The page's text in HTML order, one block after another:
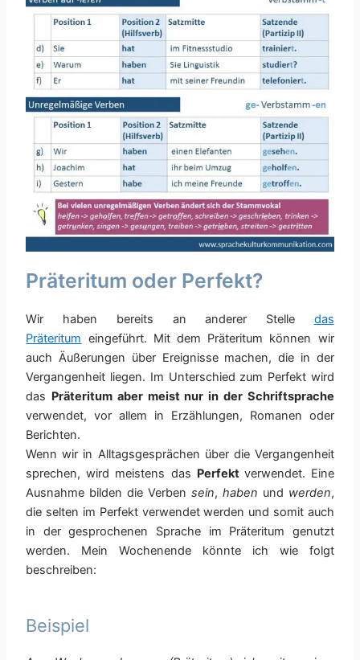
Präteritum oder Perfekt?
Wir haben bereits an anderer Stelle das
Präteritum eingeführt. Mit dem Präteritum können wir
auch Äußerungen über Ereignisse machen, die in der
Vergangenheit liegen. Im Unterschied zum Perfekt wird
das Präteritum aber meist nur in der Schriftsprache
verwendet, vor allem in Erzählungen, Romanen oder
Berichten.
Wenn wir in Alltagsgesprächen über die Vergangenheit
sprechen, wird meistens das Perfekt verwendet. Eine
Ausnahme bilden die Verben sein, haben und werden,
die selten im Perfekt verwendet werden und somit auch
in der gesprochenen Sprache im Präteritum genutzt
werden. Mein Wochenende könnte ich wie folgt
beschreiben:
Beispiel